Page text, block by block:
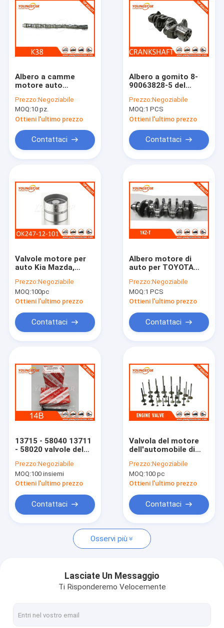
Prodotti
Video
Su di noi
Contattaci
chatta adesso
blocco cilindri del motore
Testata di cilindro del motore
albero a gomito del motore
Albero a camme
motore auto
206530 3013091
3066885
Prezzo:Negoziabile
MOQ:10 pz.
Ottieni l'ultimo prezzo
Contattaci
Albero a gomito 8-
90063828-5 del
automobile
dell'escavatore di
ISUZU 4LE2 di
rendimento elevato
Prezzo:Negoziabile
MOQ:1 PCS
Ottieni l'ultimo prezzo
Contattaci
Valvole motore per
auto Kia Mazda,
0K247-12-101
OK247-12-101 FS12-
12-101 FS1212101
Prezzo:Negoziabile
MOQ:100pc
Ottieni l'ultimo prezzo
Contattaci
Albero motore di
auto per TOYOTA
3.0TD 13401 - 67010
(6 fori e 8 fori)
Prezzo:Negoziabile
MOQ:1 PCS
Ottieni l'ultimo prezzo
Contattaci
13715 - 58040 13711
- 58020 valvole del
dell'automobile per
Toyota 14B 8V/4CYL
Prezzo:Negoziabile
MOQ:100 insiemi
Ottieni l'ultimo prezzo
Contattaci
Valvola del motore
dell'automobile di
per Mitsubishi 4G94
4G93
Prezzo:Negoziabile
MOQ:100 pc
Ottieni l'ultimo prezzo
Contattaci
Osservi più
Lasciate Un Messaggio
Ti Risponderemo Velocemente